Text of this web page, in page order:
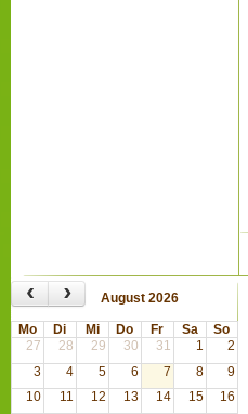
‹ › August 2026
Mo Di Mi Do Fr Sa
So
27
28 29 30 31 1
2
3
4 5 6 7 8
9
10
11 12 13 14 15
16